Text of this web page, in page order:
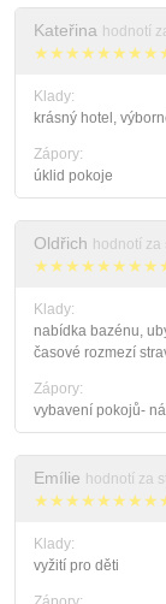
Kateřina hodnotí
Klady:
krásný hotel,
Zápory:
úklid pokoje
Oldřich hodnotí
Klady:
nabídka bazénu,
časové rozmezí
Zápory:
vybavení pokojů-
Emílie hodnotí za
Klady:
vyžití pro děti